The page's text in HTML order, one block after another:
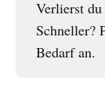
Verlierst
Schneller?
Bedarf an.